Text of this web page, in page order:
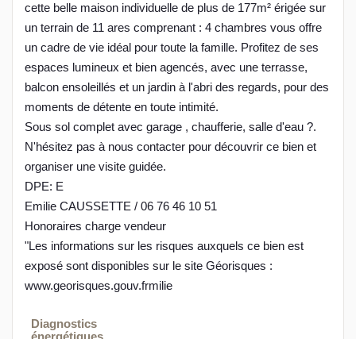
cette belle maison individuelle de plus de 177m² érigée sur
un terrain de 11 ares comprenant : 4 chambres vous offre
un cadre de vie idéal pour toute la famille. Profitez de ses
espaces lumineux et bien agencés, avec une terrasse,
balcon ensoleillés et un jardin à l'abri des regards, pour des
moments de détente en toute intimité.
Sous sol complet avec garage , chaufferie, salle d'eau ?.
N'hésitez pas à nous contacter pour découvrir ce bien et
organiser une visite guidée.
DPE: E
Emilie CAUSSETTE / 06 76 46 10 51
Honoraires charge vendeur
"Les informations sur les risques auxquels ce bien est
exposé sont disponibles sur le site Géorisques :
www.georisques.gouv.frmilie
Diagnostics